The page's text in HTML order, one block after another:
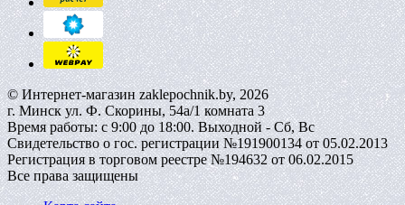
© Интернет-магазин zaklepochnik.by, 2026
г. Минск ул. Ф. Скорины, 54а/1 комната 3
Время работы: с 9:00 до 18:00. Выходной - Сб, Вс
Свидетельство о гос. регистрации №191900134 от 05.02.2013
Регистрация в торговом реестре №194632 от 06.02.2015
Все права защищены